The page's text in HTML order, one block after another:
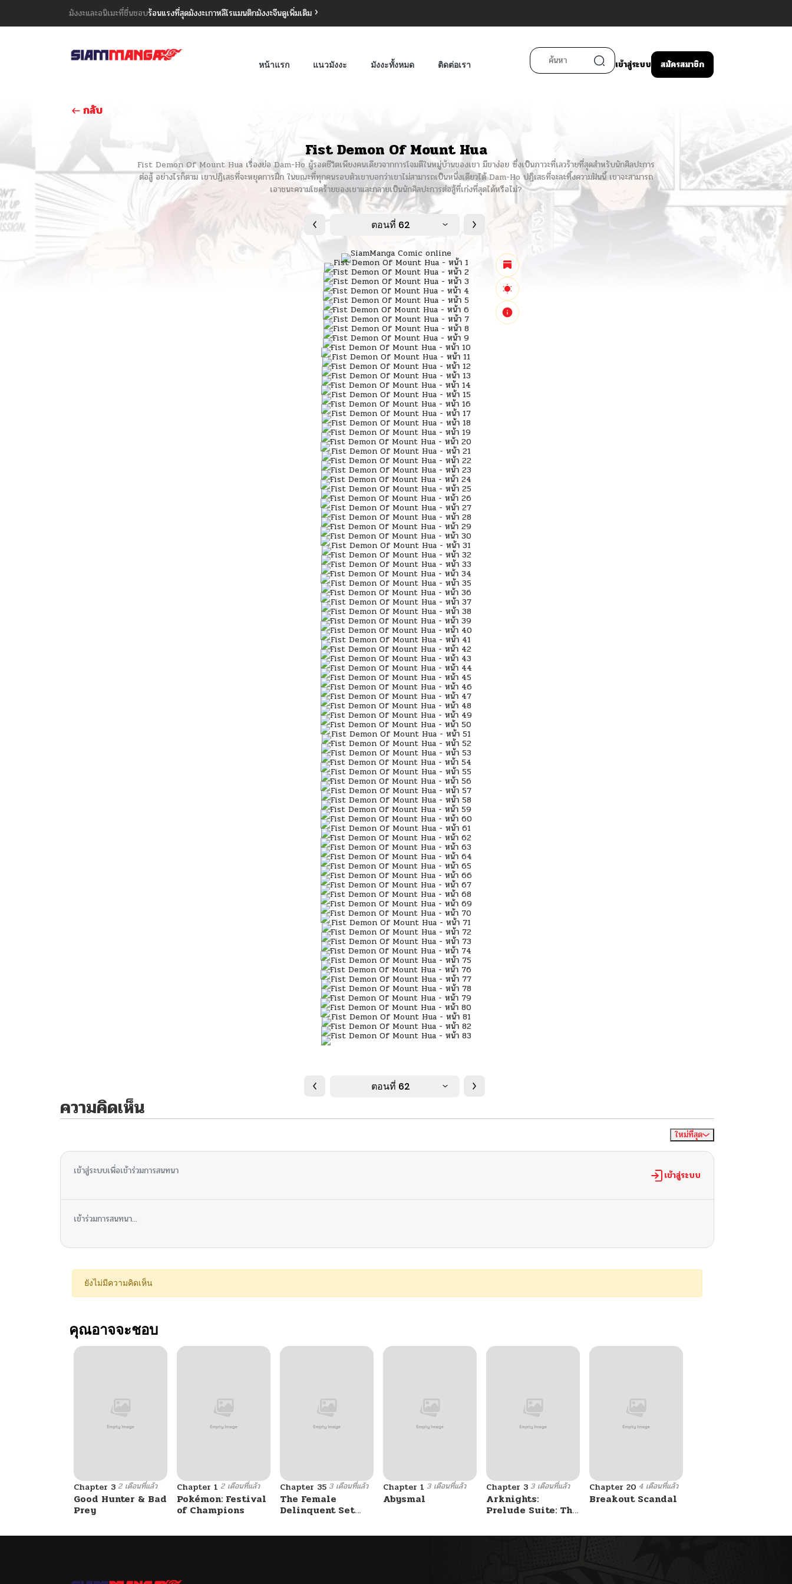
มังงะและอนิเมะที่ชื่นชอบร้อนแรงที่สุดมังงะเกาหลีโรแมนติกมังงะจีนดูเพิ่มเติม
หน้าแรก แนวมังงะ มังงะทั้งหมด ติดต่อเรา เข้าสู่ระบบ สมัครสมาชิก
กลับ
Fist Demon Of Mount Hua
Fist Demon Of Mount Hua เรื่องย่อ Dam-Ho ผู้รอดชีวิตเพียงคนเดียวจากการโจมตีในหมู่บ้านของเขา มีขาง่อย ซึ่งเป็นภาวะที่เลวร้ายที่สุดสำหรับนักศิลปะการ
ต่อสู้ อย่างไรก็ตาม เขาปฏิเสธที่จะหยุดการฝึก ในขณะที่ทุกคนรอบตัวเขาบอกว่าเขาไม่สามารถเป็นหนึ่งเดียวได้ Dam-Ho ปฏิเสธที่จะละทิ้งความฝันนี้ เขาจะสามารถ
เอาชนะความโชคร้ายของเขาและกลายเป็นนักศิลปะการต่อสู้ที่เก่งที่สุดได้หรือไม่?
ตอนที่ 62
ตอนที่ 62
ความคิดเห็น
ใหม่ที่สุด
เข้าสู่ระบบเพื่อเข้าร่วมการสนทนา เข้าสู่ระบบ
เข้าร่วมการสนทนา...
ยังไม่มีความคิดเห็น
คุณอาจจะชอบ
Chapter 3 2 เดือนที่แล้ว
Good Hunter & Bad
Prey
Chapter 1 2 เดือนที่แล้ว
Pokémon: Festival
of Champions
Chapter 35 3 เดือนที่แล้ว
The Female
Delinquent Set
Chapter 1 3 เดือนที่แล้ว
Abysmal
Chapter 3 3 เดือนที่แล้ว
Arknights:
Prelude Suite: The
Chapter 20 4 เดือนที่แล้ว
Breakout Scandal